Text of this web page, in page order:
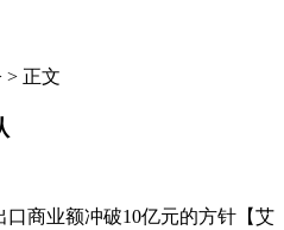
> 正文
商业额冲破10亿元的方针【艾